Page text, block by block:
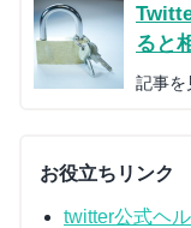
ると
記事を
お役立ちリンク
twitter公式ヘ